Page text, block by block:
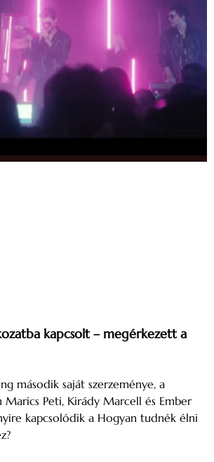
kapcsolt – megérkezett a
második saját szerzeménye, a
Marics Peti, Kirády Marcell és Ember
kapcsolódik a Hogyan tudnék élni